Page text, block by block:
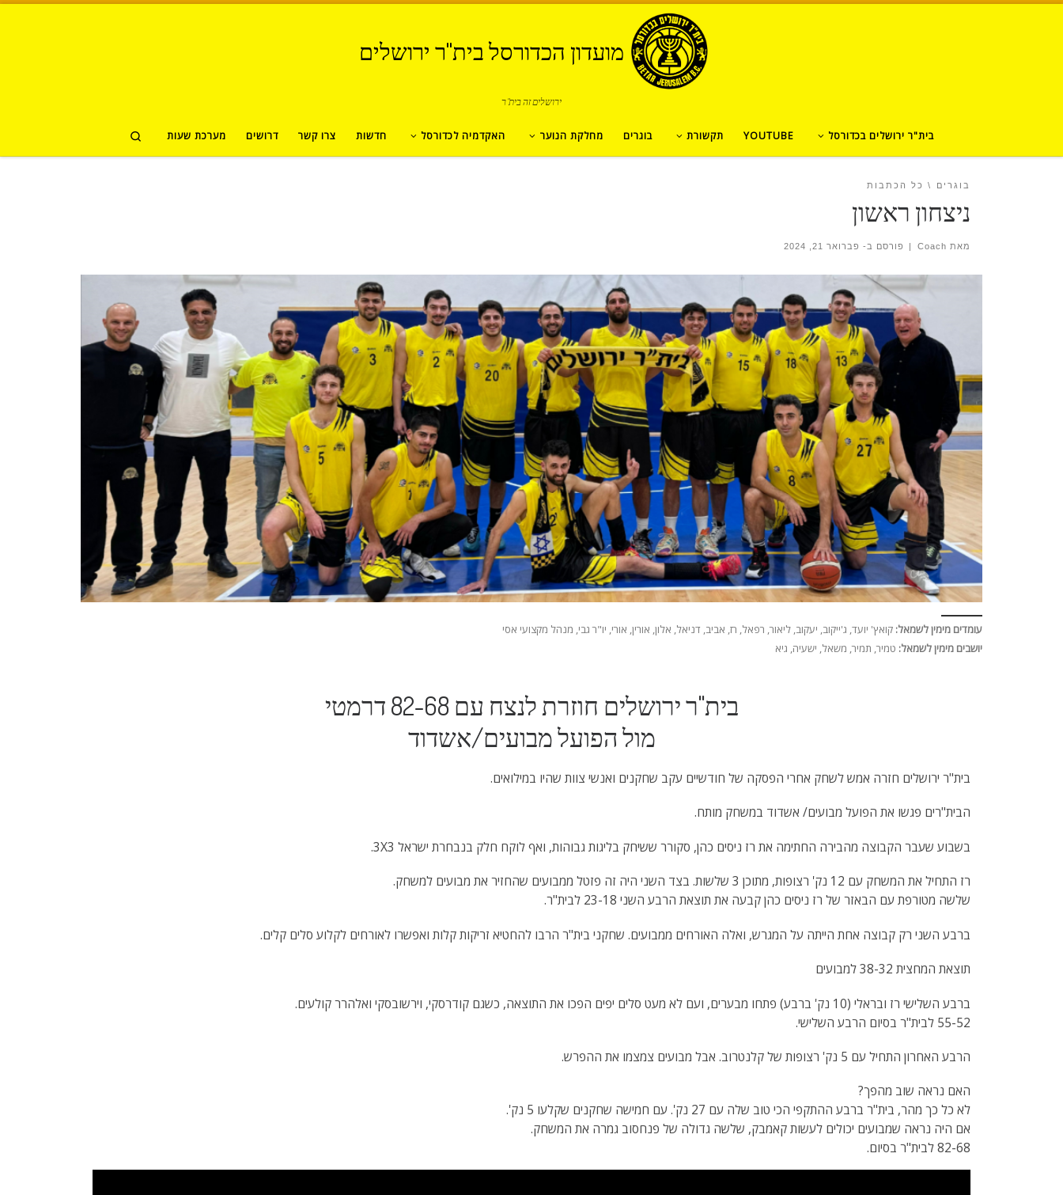
מועדון הכדורסל בית"ר ירושלים
ירושלים זה בית"ר
בית"ר ירושלים בכדורסל YOUTUBE תקשורת בוגרים מחלקת הנוער האקדמיה לכדורסל חדשות צרו קשר דרושים מערכת שעות
בוגרים כל הכתבות
ניצחון ראשון
מאת Coach
| פורסם ב- פברואר 21, 2024
עומדים מימין לשמאל: קואץ' יועד, ג'ייקוב, יעקוב, ליאור, רפאל, רז, אביב, דניאל, אלון, אורין, אורי, יו"ר גבי, מנהל מקצועי אסי
יושבים מימין לשמאל: טמיר, תמיר, משאל, ישעיה, גיא
בית"ר ירושלים חוזרת לנצח עם 82-68 דרמטי
מול הפועל מבועים/אשדוד
בית"ר ירושלים חזרה אמש לשחק אחרי הפסקה של חודשיים עקב שחקנים ואנשי צוות שהיו במילואים.
הבית"רים פגשו את הפועל מבועים/ אשדוד במשחק מותח.
בשבוע שעבר הקבוצה מהבירה החתימה את רז ניסים כהן, סקורר ששיחק בליגות גבוהות, ואף לוקח חלק בנבחרת ישראל 3X3.
רז התחיל את המשחק עם 12 נק' רצופות, מתוכן 3 שלשות. בצד השני היה זה פזטל ממבועים שהחזיר את מבועים למשחק.
שלשה מטורפת עם הבאזר של רז ניסים כהן קבעה את תוצאת הרבע השני 23-18 לבית"ר.
ברבע השני רק קבוצה אחת הייתה על המגרש, ואלה האורחים ממבועים. שחקני בית"ר הרבו להחטיא זריקות קלות ואפשרו לאורחים לקלוע סלים קלים.
תוצאת המחצית 38-32 למבועים
ברבע השלישי רז ובראלי (10 נק' ברבע) פתחו מבערים, ועם לא מעט סלים יפים הפכו את התוצאה, כשגם קודרסקי, וירשובסקי ואלהרר קולעים.
55-52 לבית"ר בסיום הרבע השלישי.
הרבע האחרון התחיל עם 5 נק' רצופות של קלנטרוב. אבל מבועים צמצמו את ההפרש.
האם נראה שוב מהפך?
לא כל כך מהר, בית"ר ברבע ההתקפי הכי טוב שלה עם 27 נק'. עם חמישה שחקנים שקלעו 5 נק'.
אם היה נראה שמבועים יכולים לעשות קאמבק, שלשה גדולה של פנחסוב גמרה את המשחק.
82-68 לבית"ר בסיום.